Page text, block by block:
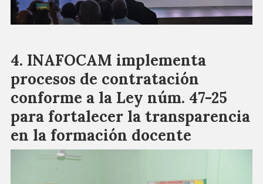
INAFOCAM implementa
procesos de contratación
conforme a la Ley núm. 47-25
para fortalecer la transparencia
en la formación docente